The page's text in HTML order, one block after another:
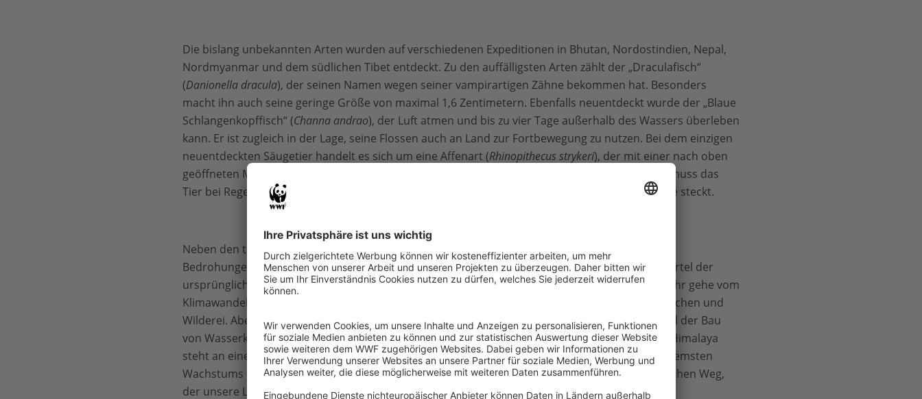
Die bislang unbekannten Arten wurden auf verschiedenen Expeditionen in Bhutan, Nordostindien, Nepal,
Nordmyanmar und dem südlichen Tibet entdeckt. Zu den auffälligsten Arten zählt der „Draculafisch“
(Danionella dracula), der seinen Namen wegen seiner vampirartigen Zähne bekommen hat. Besonders
macht ihn auch seine geringe Größe von maximal 1,6 Zentimetern. Ebenfalls neuentdeckt wurde der „Blaue
Schlangenkopffisch“ (Channa andrao), der Luft atmen und bis zu vier Tage außerhalb des Wassers überleben
kann. Er ist zugleich in der Lage, seine Flossen auch an Land zur Fortbewegung zu nutzen. Bei dem einzigen
neuentdeckten Säugetier handelt es sich um eine Affenart (Rhinopithecus strykeri), der mit einer nach oben
geöffneten Mini-Nase auskommen muss. Bedingt durch diese evolutionäre Unannehmlichkeit muss das
Tier bei Regenfall stetig niesen, weshalb er seinen Kopf bei schlechtem Wetter zwischen die Knie steckt.
Neben den teilweise skurrilen Neuentdeckungen unterstreicht der Bericht auch die immensen
Bedrohungen, denen die Ökosysteme am Dach der Welt ausgesetzt sind. Nur noch rund ein Viertel der
ursprünglichen Lebensräume der Region könnten als intakt eingestuft werden. Die größte Gefahr gehe vom
Klimawandel aus, gefolgt von Bevölkerungswachstum, Abholzung, der Ausbreitung von Ackerflächen und
Wilderei. Aber auch der Bergbau, Luftverschmutzung durch zunehmende Industrialisierung und der Bau
von Wasserkraftwerken erhöhe den Druck auf die empfindliche Flora und Fauna. „Der östliche Himalaya
steht an einem Scheideweg. Die Regierungen müssen sich entscheiden, ob sie den Weg ungebremsten
Wachstums mit fatalen Folgen für Mensch und Natur gehen wollen, oder einen umweltfreundlichen Weg,
der unsere Lebensgrundlagen nicht zerstört“, so Stefan Ziegler vom WWF.